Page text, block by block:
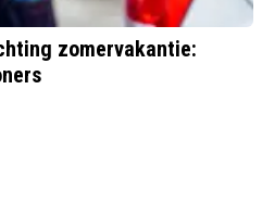
zomervakantie: